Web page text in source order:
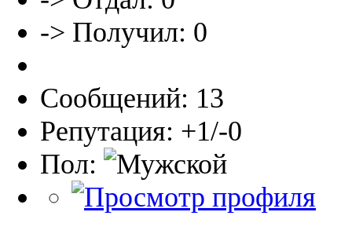
-> Получил: 0
Сообщений: 13
Репутация: +1/-0
Пол: